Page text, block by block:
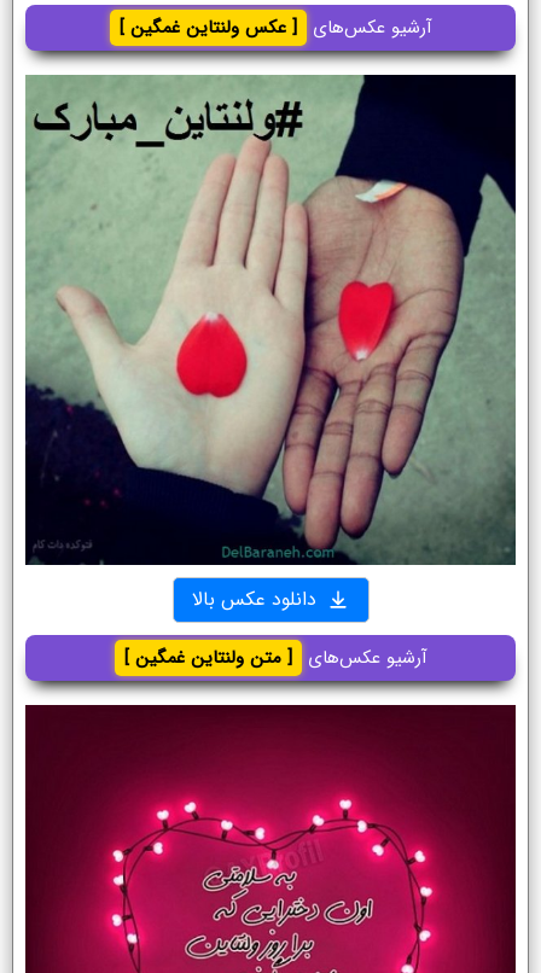
آرشیو عکس‌های [ عکس ولنتاین غمگین ]
دانلود عکس بالا
آرشیو عکس‌های [ متن ولنتاین غمگین ]